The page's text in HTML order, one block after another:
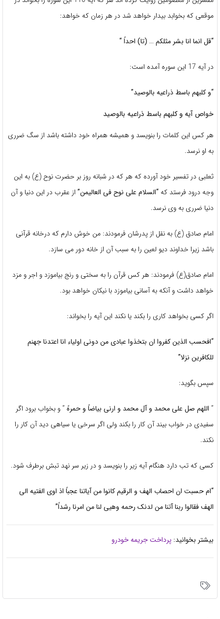
موقعی که بخوابد بیدار خواهد شد در هر زمان که خواهد:
“قل انما انا بشر مثلکم … (تا) احداً “
در آیه 17 این سوره آمده است:
“و کلبهم باسط ذراعیه بالوصید”
خواص آیه و کلبهم باسط ذراعیه بالوصید
هر کس این کلمات را بنویسد و همیشه همراه خود داشته باشد از سگ ضرری
به او نرسد.
ثعلبی در تفسیر خود آورده که هر که در شبانه روز بر حضرت نوح (ع) به این
وجه درود فرستد که “السلام علی نوح فی العالیمن” از عقرب در این دنیا و آن
دنیا ضرری به وی نرسد.
امام صادق (ع) به نقل از پدرشان فرمودند: من خوش دارم که درخانه قرآنی
باشد زیرا خداوند دیو لعین را به سبب آن از خانه دور می سازد.
امام صادق(ع) فرمودند: هر کس قرآن را به سختی و رنج بیاموزد و اجر و مزد
خواهد داشت و آنکه به آسانی بیاموزد با نیکان خواهد بود.
اگر کسی بخواهد کاری را بکند یا نکند این آیه را بخواند:
“افحسب الذین کفروا ان بتخذوا عبادی من دونی اولیاء انا اعتدنا جهنم
للکافرین نزلا”
سپس بگوید:
” اللهم صل علی محمد و آل محمد و ارنی بیاضاً و حمرهً ” و بخواب برود اگر
سفیدی در خواب بیند آن کار را بکند ولی اگر سرخی یا سیاهی دید آن کار را
نکند.
کسی که تب دارد هنگام آیه زیر را بنویسد و در زیر سر نهد تبش برطرف شود.
“ام حسبت ان احصاب الهف و الرقیم کانوا من آیاتنا عجباً اذ اوی الفتیه الی
الهف فقالوا ربنا آتنا من لدنک رحمه وهیی لنا من امرنا رشداً”
بیشتر بخوانید: پرداخت جریمه خودرو